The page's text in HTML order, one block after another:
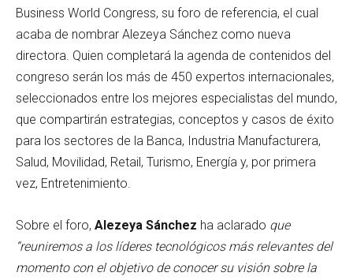
Business World Congress, su foro de referencia, el cual
acaba de nombrar Alezeya Sánchez como nueva
directora. Quien completará la agenda de contenidos del
congreso serán los más de 450 expertos internacionales,
seleccionados entre los mejores especialistas del mundo,
que compartirán estrategias, conceptos y casos de éxito
para los sectores de la Banca, Industria Manufacturera,
Salud, Movilidad, Retail, Turismo, Energía y, por primera
vez, Entretenimiento.
Sobre el foro, Alezeya Sánchez ha aclarado que
“reuniremos a los líderes tecnológicos más relevantes del
momento con el objetivo de conocer su visión sobre la